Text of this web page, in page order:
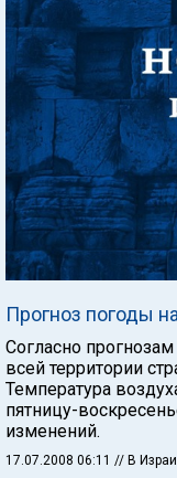
Прогноз погоды
Согласно
всей территории
Температура
пятницу-
изменений.
17.07.2008 06:11 // В